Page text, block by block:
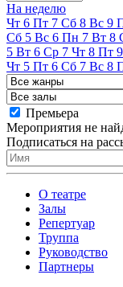
На неделю
Чт 6 Пт 7 Сб 8 Вс 9
Сб 5 Вс 6 Пн 7 Вт 8
5 Вт 6 Ср 7 Чт 8 Пт 9
Чт 5 Пт 6 Сб 7 Вс 8
Премьера
Мероприятия не
Подписаться на
О театре
Залы
Репертуар
Труппа
Руководство
Партнеры